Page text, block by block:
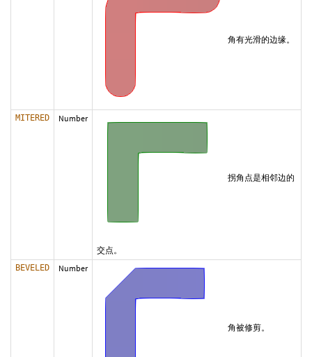
角有光滑的边缘。
MITERED Number
拐角点是相邻边的
交点。
BEVELED Number
角被修剪。